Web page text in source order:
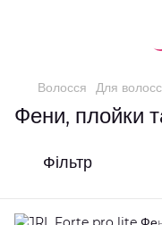
Волосся Для
Фени, плойки
Фільтр